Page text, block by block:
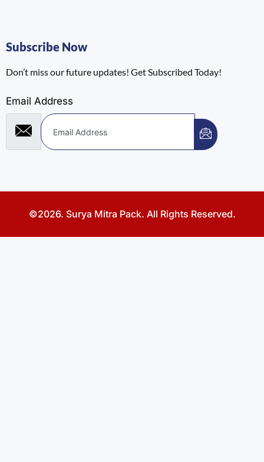
Subscribe Now
Don’t miss our future updates! Get Subscribed Today!
Email Address
©2026. Surya Mitra Pack. All Rights Reserved.